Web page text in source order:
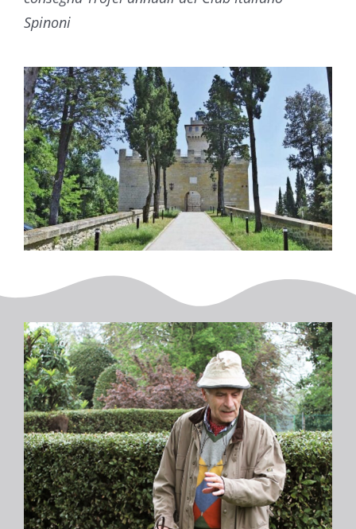
Spinoni